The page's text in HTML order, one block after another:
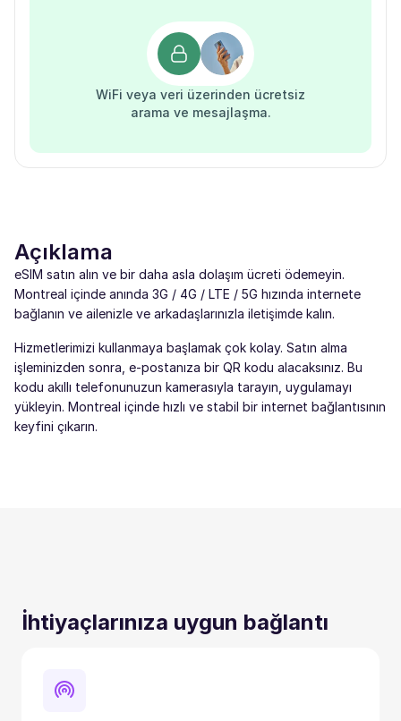
WiFi veya veri üzerinden ücretsiz
arama ve mesajlaşma.
Açıklama
eSIM satın alın ve bir daha asla dolaşım ücreti ödemeyin.
Montreal içinde anında 3G / 4G / LTE / 5G hızında internete
bağlanın ve ailenizle ve arkadaşlarınızla iletişimde kalın.
Hizmetlerimizi kullanmaya başlamak çok kolay. Satın alma
işleminizden sonra, e-postanıza bir QR kodu alacaksınız. Bu
kodu akıllı telefonunuzun kamerasıyla tarayın, uygulamayı
yükleyin. Montreal içinde hızlı ve stabil bir internet bağlantısının
keyfini çıkarın.
İhtiyaçlarınıza uygun bağlantı